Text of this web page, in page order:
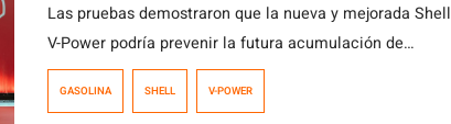
Las pruebas demostraron que la nueva y mejorada Shell
V-Power podría prevenir la futura acumulación de
residuos en las partes críticas el motor
GASOLINA SHELL V-POWER